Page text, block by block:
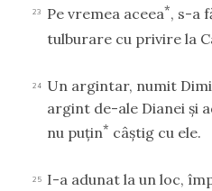
23 Pe vremea aceea*, s-a
tulburare cu privire la
24
Un argintar, numit
argint de-ale Dianei şi
nu puţin* câştig cu ele.
25
I-a adunat la un loc,